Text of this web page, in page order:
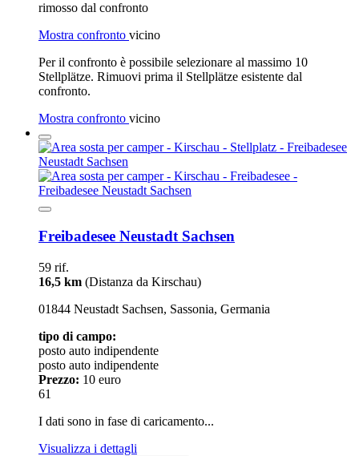
rimosso dal confronto
Mostra confronto vicino
Per il confronto è possibile selezionare al massimo 10
Stellplätze. Rimuovi prima il Stellplätze esistente dal
confronto.
Mostra confronto vicino
Freibadesee Neustadt Sachsen
59 rif.
16,5 km (Distanza da Kirschau)
01844 Neustadt Sachsen, Sassonia, Germania
tipo di campo:
posto auto indipendente
posto auto indipendente
Prezzo: 10 euro
61
I dati sono in fase di caricamento...
Visualizza i dettagli